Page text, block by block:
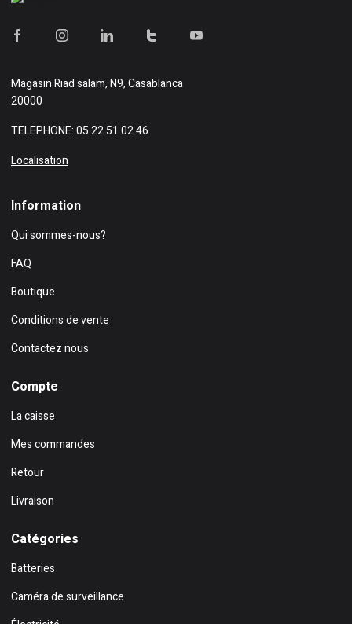
MagasinRiad salam, N9, Casablanca
20000
TELEPHONE: 05 22 51 02 46
Localisation
Information
Qui sommes-nous?
FAQ
Boutique
Conditions de vente
Contactez nous
Compte
La caisse
Mes commandes
Retour
Livraison
Catégories
Batteries
Caméra de surveillance